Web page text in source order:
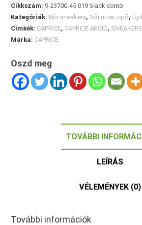
Cikkszám: 9-23700-45 019 black comb
Kategóriák: Női sneakers, Női utcai cipő,
Címkék: CAPRICE, CAPRICE AKCIÓ, SNEAKERS
Márka: CAPRICE
Oszd meg
TOVÁBBI
LEÍRÁS
VÉLEMÉNYEK (0)
További információk